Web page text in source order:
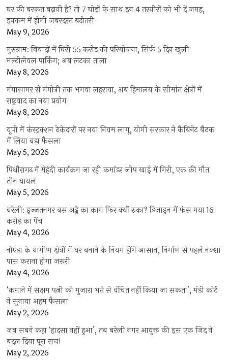
घर की बरकत बढ़ानी है? तो 7 घोड़ों के साथ इन 4 तस्वीरों को भी दें जगह,
इनकम में होगी जबरदस्त बढ़ोतरी
May 9, 2026
गुरुग्राम: विवादों में घिरी 55 करोड़ की परियोजना, सिर्फ 5 दिन खुली
मल्टीलेवल पार्किंग; अब लटका ताला
May 8, 2026
गंगासागर से गंगोत्री तक भगवा लहराया, अब हिमालय के सीमांत क्षेत्रों में
राष्ट्रवाद का नया प्रयोग
May 8, 2026
यूपी में कंस्ट्रक्शन ठेकेदारों पर नया नियम लागू, योगी सरकार ने कैबिनेट बैठक
में लिया बड़ा फैसला
May 5, 2026
पिथौरागढ़ में मेहंदी कार्यक्रम जा रही कमांडर जीप खाई में गिरी, एक की मौत
तीन घायल
May 5, 2026
बरेली: इज्जतनगर बस अड्डे का काम फिर क्यों रुका? डिजाइन में फंस गया 16
करोड़ का पेंच
May 4, 2026
नोएडा के ग्रामीण क्षेत्रों में घर बनाने के नियम होंगे आसान, निर्माण से पहले नक्शा
पास कराना होगा जरूरी
May 4, 2026
‘कमाने में सक्षम पत्नी को गुजारा भत्ते से वंचित नहीं किया जा सकता’, मंडी कोर्ट
ने सुनाया अहम फैसला
May 2, 2026
जब सबने कहा ‘हादसा नहीं हुआ’, तब बरेली नगर आयुक्त की इस एक जिद ने
बदल दिया पूरा सच!
May 2, 2026